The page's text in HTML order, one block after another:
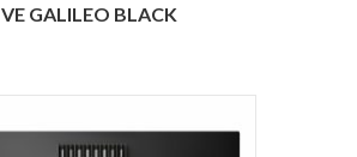
VE GALILEO BLACK